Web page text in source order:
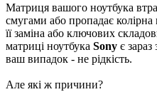
Матриця вашого ноутбука
смугами або пропадає колірна
її заміна або ключових
матриці ноутбука Sony є
ваш випадок - не рідкість.
Але які ж причини?